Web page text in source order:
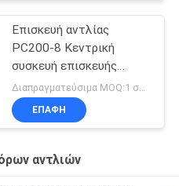
Επισκευή αντλίας
PC200-8 Κεντρική
συσκευή επισκευής
αντλίας
ΕΠΑΦΉ
αντλιών